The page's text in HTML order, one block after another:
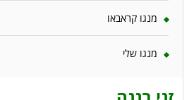
מנגו קראבאו
מנגו שלי